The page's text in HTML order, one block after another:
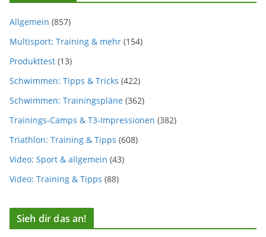
Allgemein (857)
Multisport: Training & mehr (154)
Produkttest (13)
Schwimmen: Tipps & Tricks (422)
Schwimmen: Trainingspläne (362)
Trainings-Camps & T3-Impressionen (382)
Triathlon: Training & Tipps (608)
Video: Sport & allgemein (43)
Video: Training & Tipps (88)
Sieh dir das an!